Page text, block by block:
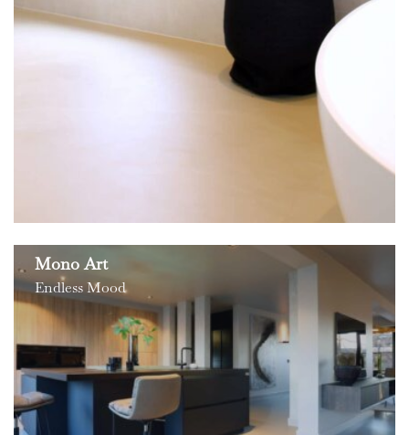
Mono Art
Endless Mood